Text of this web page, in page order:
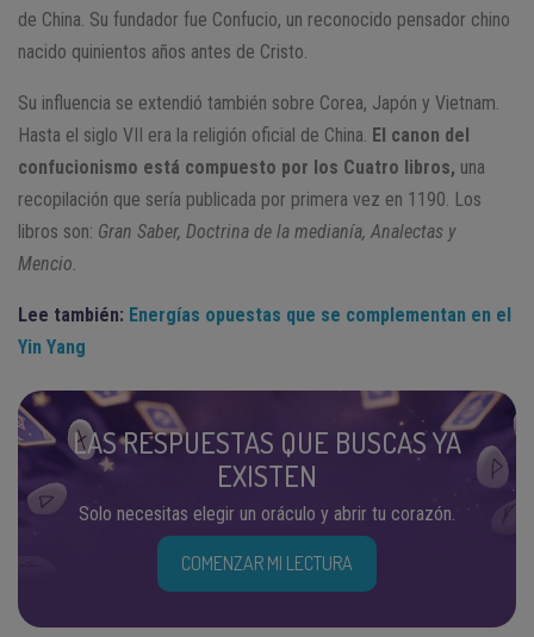
de China. Su fundador fue Confucio, un reconocido pensador chino
nacido quinientos años antes de Cristo.
Su influencia se extendió también sobre Corea, Japón y Vietnam.
Hasta el siglo VII era la religión oficial de China. El canon del
confucionismo está compuesto por los Cuatro libros, una
recopilación que sería publicada por primera vez en 1190. Los
libros son: Gran Saber, Doctrina de la medianía, Analectas y
Mencio.
Lee también: Energías opuestas que se complementan en el
Yin Yang
LAS RESPUESTAS QUE BUSCAS YA
EXISTEN
Solo necesitas elegir un oráculo y abrir tu corazón.
COMENZAR MI LECTURA